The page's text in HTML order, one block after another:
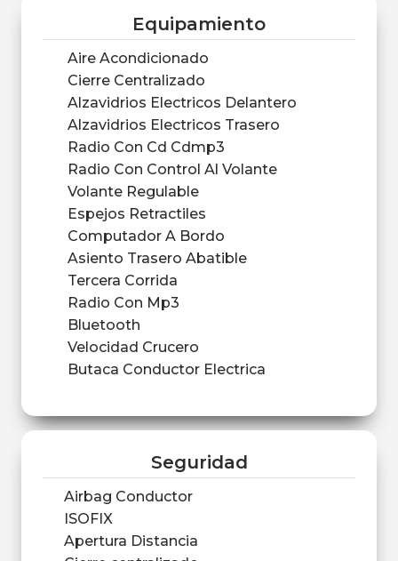
Equipamiento
Aire Acondicionado
Cierre Centralizado
Alzavidrios Electricos Delantero
Alzavidrios Electricos Trasero
Radio Con Cd Cdmp3
Radio Con Control Al Volante
Volante Regulable
Espejos Retractiles
Computador A Bordo
Asiento Trasero Abatible
Tercera Corrida
Radio Con Mp3
Bluetooth
Velocidad Crucero
Butaca Conductor Electrica
Seguridad
Airbag Conductor
ISOFIX
Apertura Distancia